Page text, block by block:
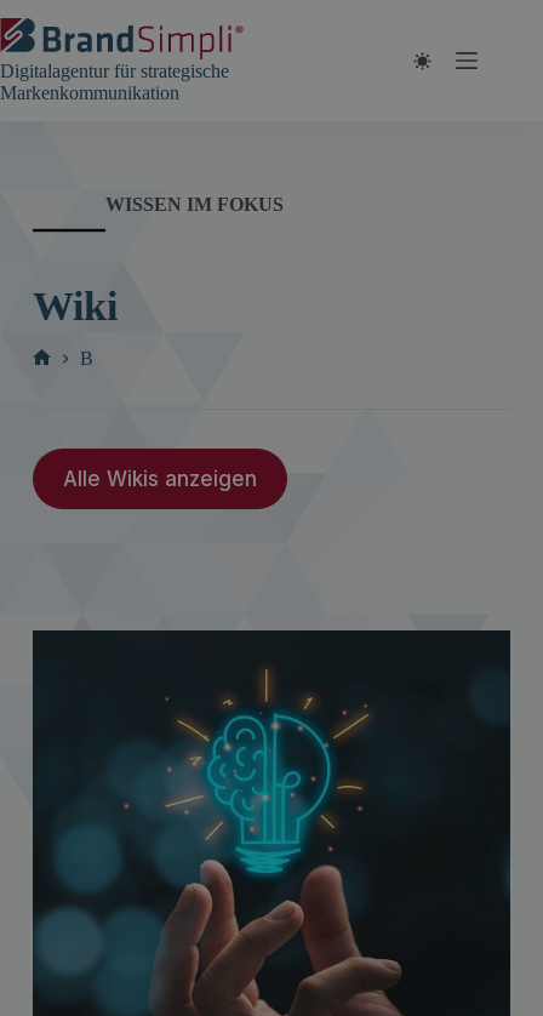
Inhalt
springen
Digitalagentur für strategische
Markenkommunikation
WISSEN IM FOKUS
Wiki
B
Alle Wikis anzeigen